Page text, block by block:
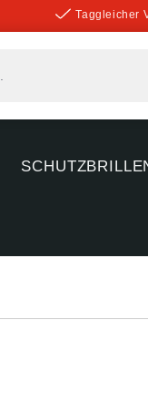
Taggleicher